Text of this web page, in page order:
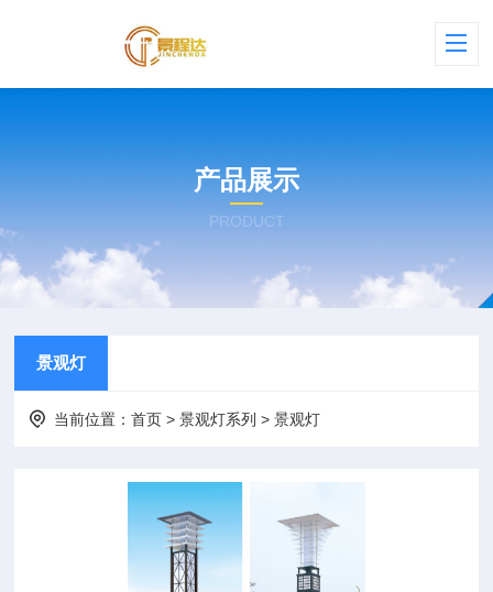
产品展示
PRODUCT
景观灯
当前位置：首页 >景观灯系列 >景观灯